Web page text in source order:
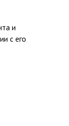
и
с его